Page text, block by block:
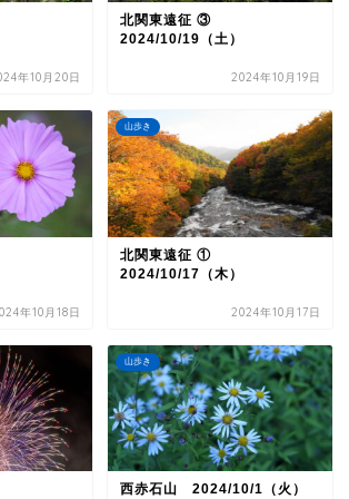
年10月20日
北関東遠征 ③
2024/10/19（土）
2024年10月19日
年10月18日
山歩き
北関東遠征 ①
2024/10/17（木）
2024年10月17日
山歩き
西赤石山 2024/10/1（火）